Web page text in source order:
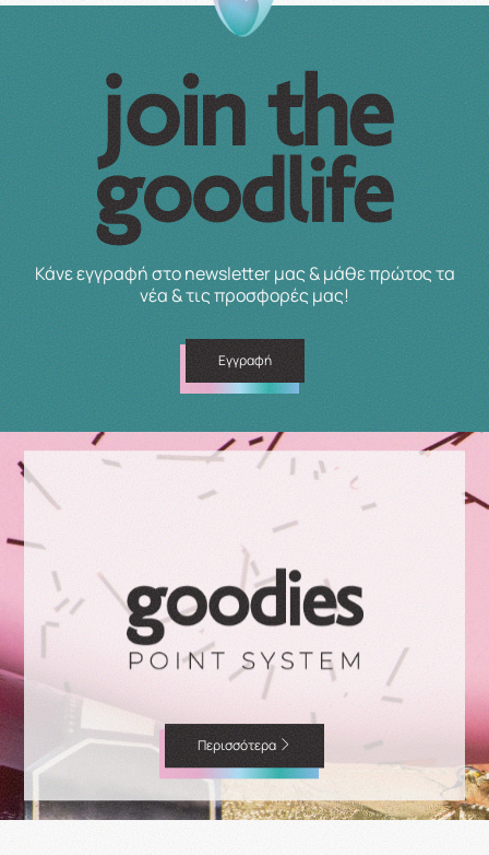
Κάνε εγγραφή στο newsletter μας & μάθε πρώτος τα
νέα & τις προσφορές μας!
Εγγραφή
Περισσότερα